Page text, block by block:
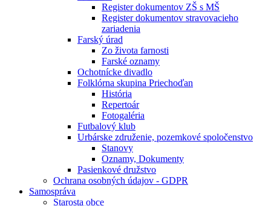
Register dokumentov ZŠ s MŠ
Register dokumentov stravovacieho
zariadenia
Farský úrad
Zo života farnosti
Farské oznamy
Ochotnícke divadlo
Folklórna skupina Priechoďan
História
Repertoár
Fotogaléria
Futbalový klub
Urbárske združenie, pozemkové spoločenstvo
Stanovy
Oznamy, Dokumenty
Pasienkové družstvo
Ochrana osobných údajov - GDPR
Samospráva
Starosta obce